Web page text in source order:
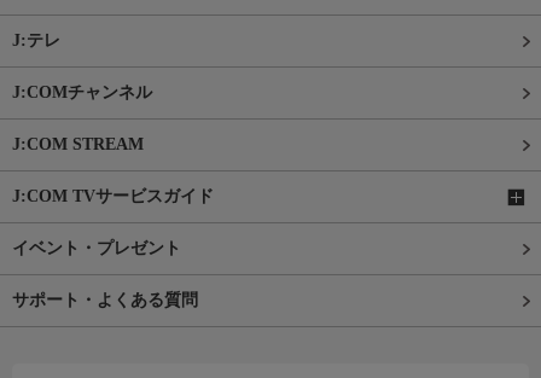
J:テレ
J:COMチャンネル
J:COM STREAM
J:COM TVサービスガイド
イベント・プレゼント
サポート・よくある質問